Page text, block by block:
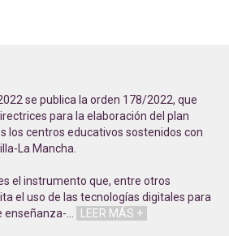
se publica la orden 178/2022, que
para la elaboración del plan
los centros educativos sostenidos con
La Mancha.
el instrumento que, entre otros
el uso de las tecnologías digitales para
enseñanza-… LEER MÁS +